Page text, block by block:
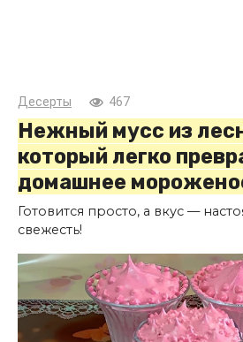
Десерты 467
Нежный мусс из
который легко
домашнее
Готовится просто, а вкус —
свежесть!